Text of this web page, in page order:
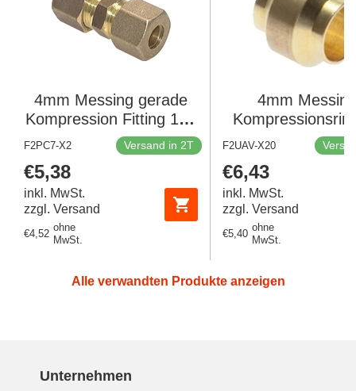
4mm Messing gerade
Kompression Fitting 150
Bar DIN EN 1254-2 [2
Stück]
F2PC7-X2 Versand in 2T
Regulärer
Preis
€5,38
inkl. MwSt.
zzgl. Versand
Regulärer
€4,52
ohne
MwSt.
4mm
Stück]
F2UAV-X20
Regulärer
Preis
€6,43
inkl. MwSt.
zzgl. Versand
Regulärer
€5,40
ohne
MwSt.
Alle verwandten Produkte anzeigen
Unternehmen